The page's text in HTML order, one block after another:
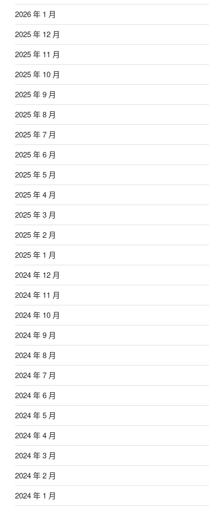
2026 年 1 月
2025 年 12 月
2025 年 11 月
2025 年 10 月
2025 年 9 月
2025 年 8 月
2025 年 7 月
2025 年 6 月
2025 年 5 月
2025 年 4 月
2025 年 3 月
2025 年 2 月
2025 年 1 月
2024 年 12 月
2024 年 11 月
2024 年 10 月
2024 年 9 月
2024 年 8 月
2024 年 7 月
2024 年 6 月
2024 年 5 月
2024 年 4 月
2024 年 3 月
2024 年 2 月
2024 年 1 月